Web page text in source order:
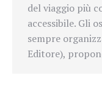
del viaggio più
accessibile. Gli
sempre
Editore),